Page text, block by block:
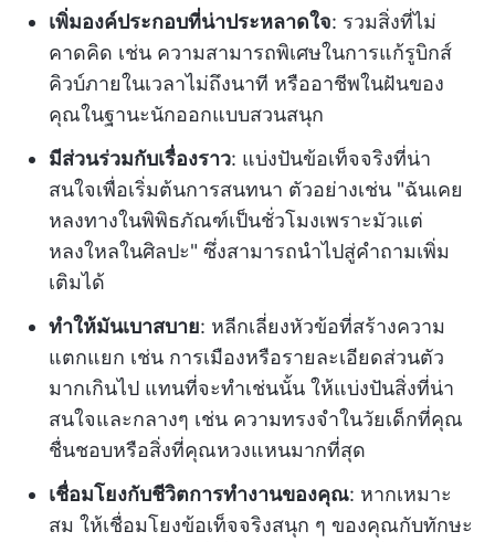
เพิ่มองค์ประกอบที่น่าประหลาดใจ: รวมสิ่งที่ไม่
คาดคิด เช่น ความสามารถพิเศษในการแก้รูบิกส์
คิวบ์ภายในเวลาไม่ถึงนาที หรืออาชีพในฝันของ
คุณในฐานะนักออกแบบสวนสนุก
มีส่วนร่วมกับเรื่องราว: แบ่งปันข้อเท็จจริงที่น่า
สนใจเพื่อเริ่มต้นการสนทนา ตัวอย่างเช่น "ฉันเคย
หลงทางในพิพิธภัณฑ์เป็นชั่วโมงเพราะมัวแต่
หลงใหลในศิลปะ" ซึ่งสามารถนำไปสู่คำถามเพิ่ม
เติมได้
ทำให้มันเบาสบาย: หลีกเลี่ยงหัวข้อที่สร้างความ
แตกแยก เช่น การเมืองหรือรายละเอียดส่วนตัว
มากเกินไป แทนที่จะทำเช่นนั้น ให้แบ่งปันสิ่งที่น่า
สนใจและกลางๆ เช่น ความทรงจำในวัยเด็กที่คุณ
ชื่นชอบหรือสิ่งที่คุณหวงแหนมากที่สุด
เชื่อมโยงกับชีวิตการทำงานของคุณ: หากเหมาะ
สม ให้เชื่อมโยงข้อเท็จจริงสนุก ๆ ของคุณกับทักษะ